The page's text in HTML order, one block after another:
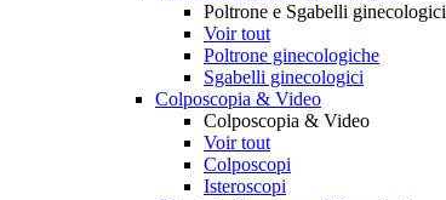
Poltrone e Sgabelli ginecologici
Voir tout
Poltrone ginecologiche
Sgabelli ginecologici
Colposcopia & Video
Colposcopia & Video
Voir tout
Colposcopi
Isteroscopi